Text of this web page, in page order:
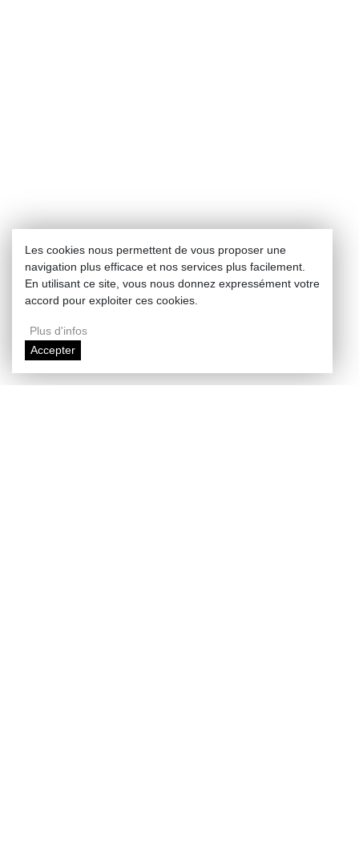
Les cookies nous permettent de vous proposer une
navigation plus efficace et nos services plus facilement.
En utilisant ce site, vous nous donnez expressément votre
accord pour exploiter ces cookies.
Plus d'infos
Accepter